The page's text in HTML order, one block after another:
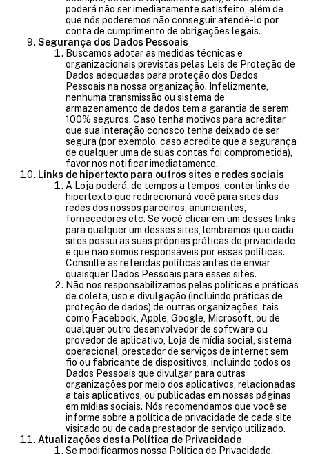
poderá não ser imediatamente satisfeito, além de
que nós poderemos não conseguir atendê-lo por
conta de cumprimento de obrigações legais.
Segurança dos Dados Pessoais
Buscamos adotar as medidas técnicas e
organizacionais previstas pelas Leis de Proteção de
Dados adequadas para proteção dos Dados
Pessoais na nossa organização. Infelizmente,
nenhuma transmissão ou sistema de
armazenamento de dados tem a garantia de serem
100% seguros. Caso tenha motivos para acreditar
que sua interação conosco tenha deixado de ser
segura (por exemplo, caso acredite que a segurança
de qualquer uma de suas contas foi comprometida),
favor nos notificar imediatamente.
Links de hipertexto para outros sites e redes sociais
A Loja poderá, de tempos a tempos, conter links de
hipertexto que redirecionará você para sites das
redes dos nossos parceiros, anunciantes,
fornecedores etc. Se você clicar em um desses links
para qualquer um desses sites, lembramos que cada
sites possui as suas próprias práticas de privacidade
e que não somos responsáveis por essas políticas.
Consulte as referidas políticas antes de enviar
quaisquer Dados Pessoais para esses sites.
Não nos responsabilizamos pelas políticas e práticas
de coleta, uso e divulgação (incluindo práticas de
proteção de dados) de outras organizações, tais
como Facebook, Apple, Google, Microsoft, ou de
qualquer outro desenvolvedor de software ou
provedor de aplicativo, Loja de mídia social, sistema
operacional, prestador de serviços de internet sem
fio ou fabricante de dispositivos, incluindo todos os
Dados Pessoais que divulgar para outras
organizações por meio dos aplicativos, relacionadas
a tais aplicativos, ou publicadas em nossas páginas
em mídias sociais. Nós recomendamos que você se
informe sobre a política de privacidade de cada site
visitado ou de cada prestador de serviço utilizado.
Atualizações desta Política de Privacidade
Se modificarmos nossa Política de Privacidade,